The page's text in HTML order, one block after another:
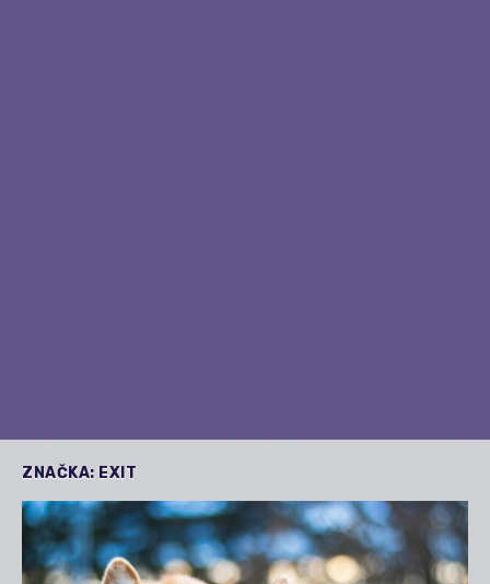
ZNAČKA: EXIT